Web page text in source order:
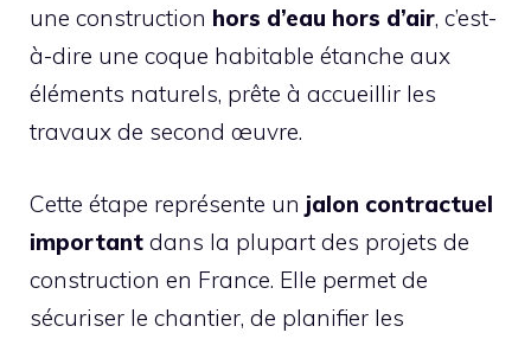
une construction hors d’eau hors d’air, c’est-
à-dire une coque habitable étanche aux
éléments naturels, prête à accueillir les
travaux de second œuvre.
Cette étape représente un jalon contractuel
important dans la plupart des projets de
construction en France. Elle permet de
sécuriser le chantier, de planifier les